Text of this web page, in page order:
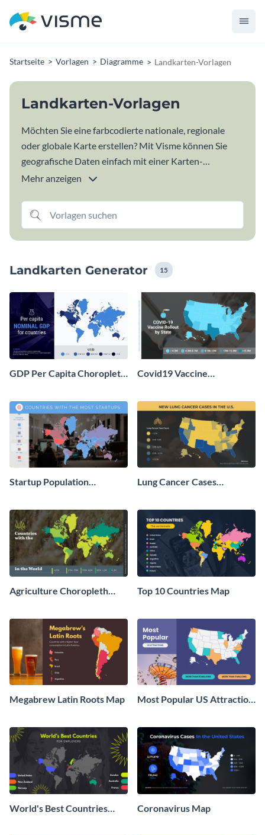
Startseite Vorlagen Diagramme Landkarten-Vorlagen
Landkarten-Vorlagen
Möchten Sie eine farbcodierte nationale, regionale
oder globale Karte erstellen? Mit Visme können Sie
geografische Daten einfach mit einer Karten-
Generator visualisieren. Beginnen Sie bei Null oder
Kartenvorlagen an. Ändern Sie einfach die Farbe jeder
Region oder jedes Landes, codieren Sie Daten farblich
und erstellen Sie leicht lesbare Legenden mit Visme-
Mehr anzeigen
Landkarten Generator 15
GDP Per Capita Choropleth
Covid19 Vaccine
Startup Population
Lung Cancer Cases
Agriculture Choropleth
Top 10 Countries Map
Megabrew Latin Roots Map
Most Popular US Attraction
World's Best Countries
Coronavirus Map